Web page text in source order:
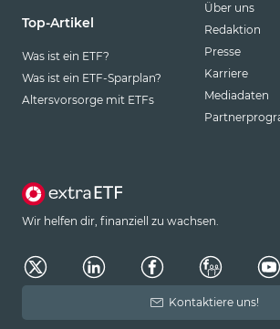
Top-Artikel
Was ist ein ETF?
Was ist ein ETF-Sparplan?
Altersvorsorge mit ETFs
Über uns
Redaktion
Presse
Karriere
Mediadaten
Wir helfen dir, finanziell zu wachsen.
Kontaktiere uns!